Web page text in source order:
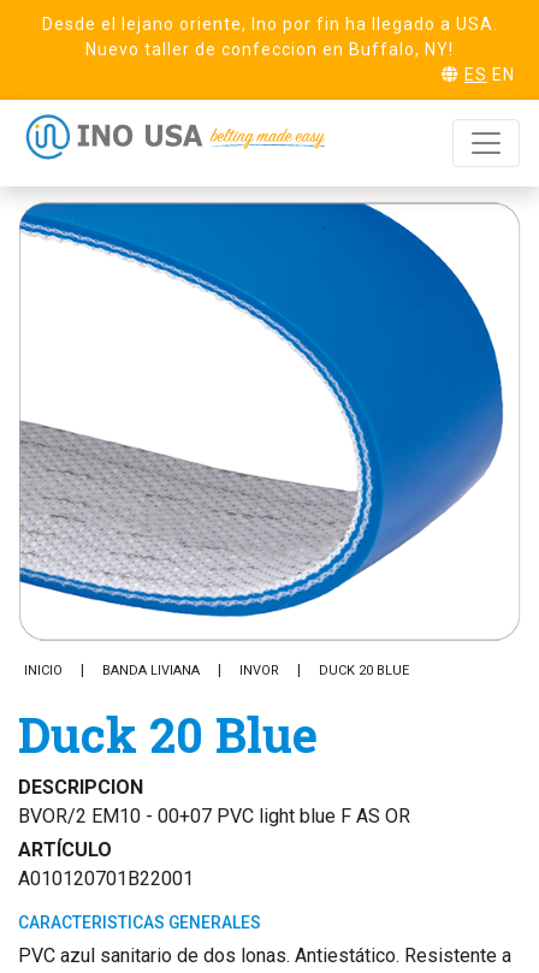
Desde el lejano oriente, Ino por fin ha llegado a USA.
Nuevo taller de confeccion en Buffalo, NY!
ES EN
Duck 20 Blue
INICIO BANDA LIVIANA INVOR DUCK 20 BLUE
Duck 20 Blue
DESCRIPCION
BVOR/2 EM10 - 00+07 PVC light blue F AS OR
ARTÍCULO
A010120701B22001
CARACTERISTICAS GENERALES
PVC azul sanitario de dos lonas. Antiestático. Resistente a